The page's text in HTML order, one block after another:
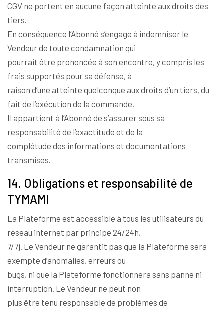
CGV ne portent en aucune façon atteinte aux droits des
tiers.
En conséquence l’Abonné s’engage à indemniser le
Vendeur de toute condamnation qui
pourrait être prononcée à son encontre, y compris les
frais supportés pour sa défense, à
raison d’une atteinte quelconque aux droits d’un tiers, du
fait de l’exécution de la commande.
Il appartient à l’Abonné de s’assurer sous sa
responsabilité de l’exactitude et de la
complétude des informations et documentations
transmises.
14. Obligations et responsabilité de
TYMAMI
La Plateforme est accessible à tous les utilisateurs du
réseau internet par principe 24/24h,
7/7j. Le Vendeur ne garantit pas que la Plateforme sera
exempte d’anomalies, erreurs ou
bugs, ni que la Plateforme fonctionnera sans panne ni
interruption. Le Vendeur ne peut non
plus être tenu responsable de problèmes de